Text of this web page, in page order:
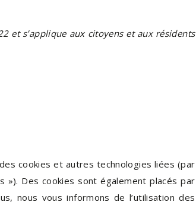
et s’applique aux citoyens et aux résidents
cookies et autres technologies liées (par
Des cookies sont également placés par
nous vous informons de l’utilisation des